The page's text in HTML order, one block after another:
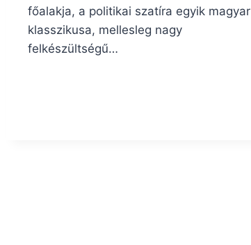
főalakja, a politikai szatíra egyik magyar
klasszikusa, mellesleg nagy
felkészültségű…